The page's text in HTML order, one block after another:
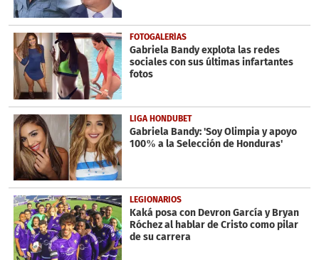
FOTOGALERÍAS
Gabriela Bandy explota las redes
sociales con sus últimas infartantes
fotos
LIGA HONDUBET
Gabriela Bandy: 'Soy Olimpia y apoyo
100% a la Selección de Honduras'
LEGIONARIOS
Kaká posa con Devron García y Bryan
Róchez al hablar de Cristo como pilar
de su carrera